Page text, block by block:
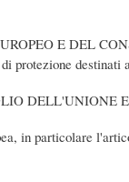
E DEL
protezione
DELL'UNIONE
in particolare